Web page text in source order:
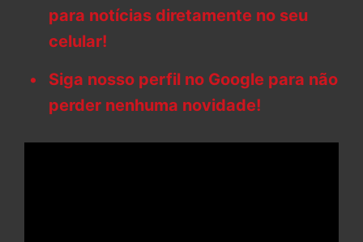
para notícias diretamente no seu
celular!
Siga nosso perfil no Google para não
perder nenhuma novidade!